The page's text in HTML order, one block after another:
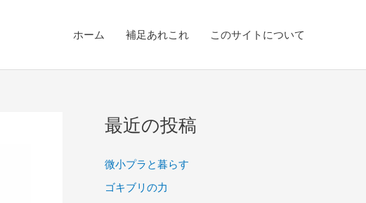
ホーム 補足あれこれ このサイトについて
最近の投稿
微小プラと暮らす
ゴキブリの力